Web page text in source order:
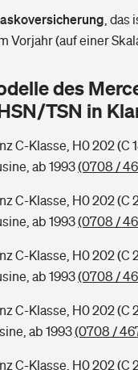
Wie gefährdet ist Ihr
Jetzt Versicherer finden
Mehr Sicherheit für
Ihr Auto eingestuft
viel Geld bekomme ich
das
Vorjahr (auf einer
des
TSN in
C-Klasse, H0 202 (C
ab 1993(0708 /
C-Klasse, H0 202 (C
ab 1993(0708 /
C-Klasse, H0 202 (C
ab 1993(0708 /
C-Klasse, H0 202 (C
ab 1993(0708 /
C-Klasse, H0 202 (C